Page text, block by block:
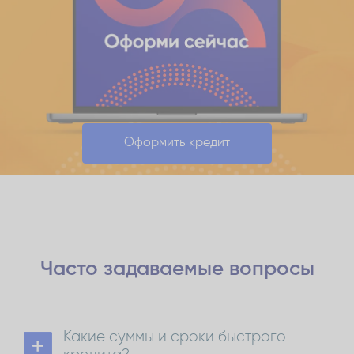
Оформить кредит
Часто задаваемые вопросы
Какие суммы и сроки быстрого